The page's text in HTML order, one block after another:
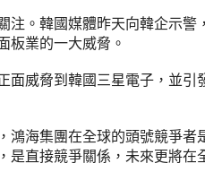
注。韓國媒體昨天向韓企示警
板業的一大威脅。
面威脅到韓國三星電子，並引
鴻海集團在全球的頭號競爭者
是直接競爭關係，未來更將在